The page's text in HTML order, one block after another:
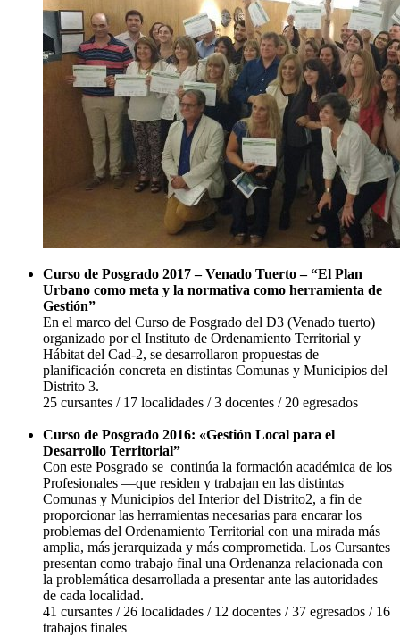
Curso de Posgrado 2017 – Venado Tuerto – “El Plan
Urbano como meta y la normativa como herramienta de
Gestión”
En el marco del Curso de Posgrado del D3 (Venado tuerto)
organizado por el Instituto de Ordenamiento Territorial y
Hábitat del Cad-2, se desarrollaron propuestas de
planificación concreta en distintas Comunas y Municipios del
Distrito 3.
25 cursantes / 17 localidades / 3 docentes / 20 egresados
Curso de Posgrado 2016: «Gestión Local para el
Desarrollo Territorial”
Con este Posgrado se continúa la formación académica de los
Profesionales —que residen y trabajan en las distintas
Comunas y Municipios del Interior del Distrito2, a fin de
proporcionar las herramientas necesarias para encarar los
problemas del Ordenamiento Territorial con una mirada más
amplia, más jerarquizada y más comprometida. Los Cursantes
presentan como trabajo final una Ordenanza relacionada con
la problemática desarrollada a presentar ante las autoridades
de cada localidad.
41 cursantes / 26 localidades / 12 docentes / 37 egresados / 16
trabajos finales